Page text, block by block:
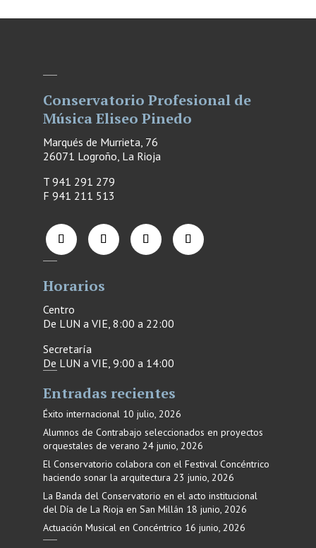
Conservatorio Profesional de
Música Eliseo Pinedo
Marqués de Murrieta, 76
26071 Logroño, La Rioja
T 941 291 279
F 941 211 513
Horarios
Centro
De LUN a VIE, 8:00 a 22:00
Secretaría
De LUN a VIE, 9:00 a 14:00
Entradas recientes
Éxito internacional 10 julio, 2026
Alumnos de Contrabajo seleccionados en proyectos
orquestales de verano 24 junio, 2026
El Conservatorio colabora con el Festival Concéntrico
haciendo sonar la arquitectura 23 junio, 2026
La Banda del Conservatorio en el acto institucional
del Día de La Rioja en San Millán 18 junio, 2026
Actuación Musical en Concéntrico 16 junio, 2026